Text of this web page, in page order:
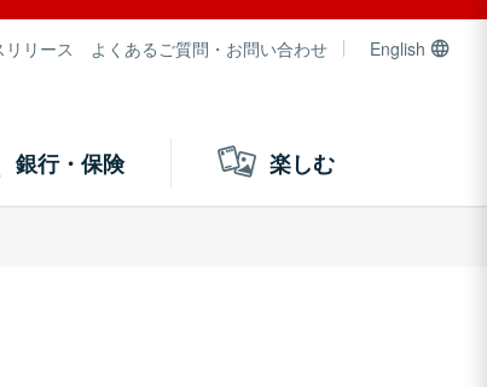
リリース よくあるご質問・お問い合わせ English
銀行・保険 楽しむ